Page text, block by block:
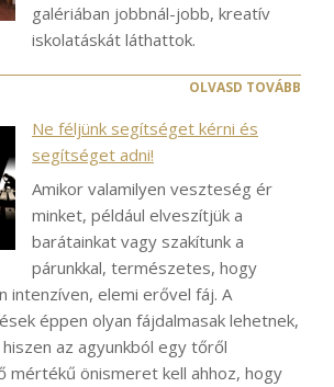
galériában jobbnál-jobb, kreatív
iskolatáskát láthattok.
OLVASD TOVÁBB
Ne féljünk segítséget kérni és
segítséget adni!
Amikor valamilyen veszteség ér
minket, például elveszítjük a
barátainkat vagy szakítunk a
párunkkal, természetes, hogy
intenzíven, elemi erővel fáj. A
éppen olyan fájdalmasak lehetnek,
az agyunkból egy tőről
mértékű önismeret kell ahhoz, hogy